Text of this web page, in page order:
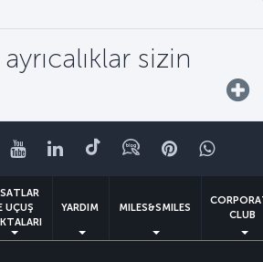
sizin
YoutubeLinkedIn
TiktokBlogPinterest
UÇUŞ
YARDIM MILES&SMILES
CLUB